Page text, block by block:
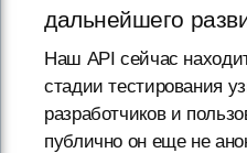
дальнейшего
Наш API сейчас
стадии тестирования
разработчиков и
публично он еще не